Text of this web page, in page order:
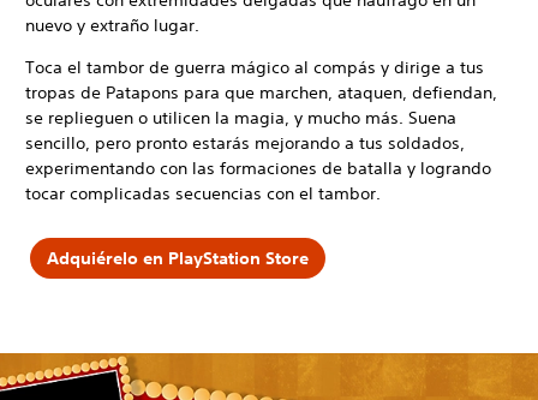
nuevo y extraño lugar.
Toca el tambor de guerra mágico al compás y dirige a tus
tropas de Patapons para que marchen, ataquen, defiendan,
se replieguen o utilicen la magia, y mucho más. Suena
sencillo, pero pronto estarás mejorando a tus soldados,
experimentando con las formaciones de batalla y logrando
tocar complicadas secuencias con el tambor.
Adquiérelo en PlayStation Store